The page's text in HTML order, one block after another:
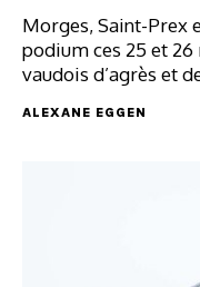
Morges, Saint-Prex
podium ces 25 et
vaudois d’agrès et
ALEXANE EGGEN